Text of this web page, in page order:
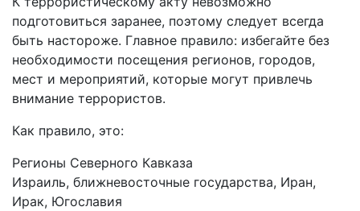
подготовиться заранее, поэтому следует всегда
быть настороже. Главное правило: избегайте без
необходимости посещения регионов, городов,
мест и мероприятий, которые могут привлечь
внимание террористов.
Как правило, это:
Регионы Северного Кавказа
Израиль, ближневосточные государства, Иран,
Ирак, Югославия